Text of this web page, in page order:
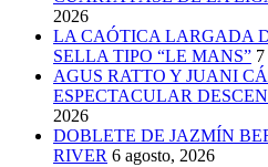
2026
LA CAÓTICA LARGADA
SELLA TIPO “LE MANS”
AGUS RATTO Y JUANI
ESPECTACULAR
2026
DOBLETE DE JAZMÍN
RIVER 6 agosto, 2026